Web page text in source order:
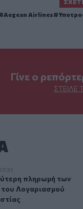
Aegean Airlines
Γίνε ο
ΣΤΕΊΛΕ
του
πληρωμή των
πληρωμή των
του Λογαριασμού